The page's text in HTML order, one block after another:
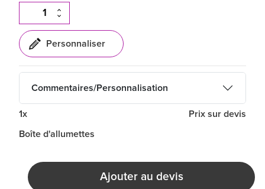
Commentaires/Personnalisation
1x Prix sur devis
Boîte d'allumettes
Ajouter au devis